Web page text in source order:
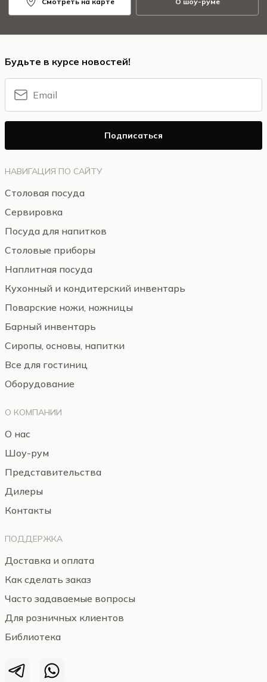
НАВИГАЦИЯ ПО САЙТУ
Столовая посуда
Сервировка
Посуда для напитков
Столовые приборы
Наплитная посуда
Кухонный и кондитерский инвентарь
Поварские ножи, ножницы
Барный инвентарь
Сиропы, основы, напитки
Все для гостиниц
Оборудование
О КОМПАНИИ
О нас
Шоу-рум
Представительства
Дилеры
Контакты
ПОДДЕРЖКА
Доставка и оплата
Как сделать заказ
Часто задаваемые вопросы
Для розничных клиентов
Библиотека
Будьте в курсе новостей!
Подписаться